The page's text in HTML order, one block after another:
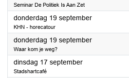
Seminar De Politiek Is Aan Zet
donderdag 19 september2024
KHN - horecatour
donderdag 19 september2024
Waar kom je weg?
dinsdag 17 september2024
Stadshartcafé